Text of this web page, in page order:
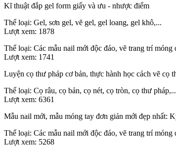
Kĩ thuật đắp gel form giấy và ưu - nhược điểm
Thể loại: Gel, sơn gel, vẽ gel, gel loang, gel khô,...
Lượt xem: 1878
Thể loại: Các mẫu nail mới độc đáo, vẽ trang trí móng
Lượt xem: 1741
Luyện cọ thư pháp cơ bản, thực hành học cách vẽ cọ
Thể loại: Cọ râu, cọ bản, cọ nét, cọ tròn, cọ thư pháp,...
Lượt xem: 6361
Mẫu nail mới, mẫu móng tay đơn giản mới đẹp nhất:
Thể loại: Các mẫu nail mới độc đáo, vẽ trang trí móng
Lượt xem: 5268